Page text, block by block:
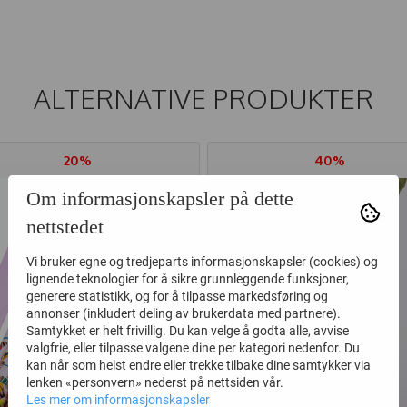
ALTERNATIVE PRODUKTER
20% 40%
Om informasjonskapsler på dette
nettstedet
Vi bruker egne og tredjeparts informasjonskapsler (cookies) og
lignende teknologier for å sikre grunnleggende funksjoner,
generere statistikk, og for å tilpasse markedsføring og
annonser (inkludert deling av brukerdata med partnere).
Samtykket er helt frivillig. Du kan velge å godta alle, avvise
valgfrie, eller tilpasse valgene dine per kategori nedenfor. Du
kan når som helst endre eller trekke tilbake dine samtykker via
lenken «personvern» nederst på nettsiden vår.
Les mer om informasjonskapsler